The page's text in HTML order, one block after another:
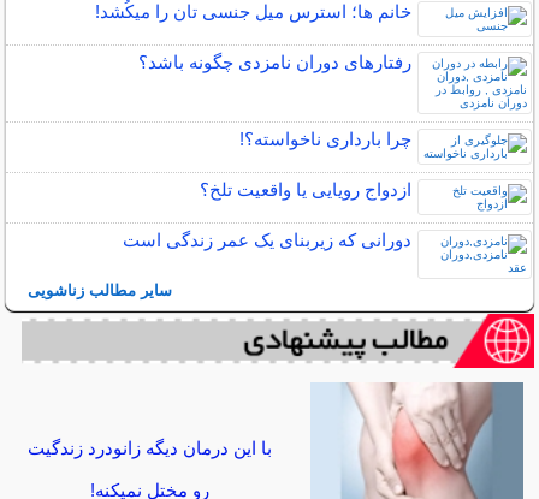
خانم ها؛ استرس میل جنسی تان را میکُشد!
رفتارهای دوران نامزدی چگونه باشد؟
چرا بارداری ناخواسته؟!
ازدواج رویایی یا واقعیت تلخ؟
دورانی که زیربنای یک عمر زندگی‌ است
سایر مطالب زناشویی
با این درمان دیگه زانودرد زندگیت
رو مختل نمیکنه!